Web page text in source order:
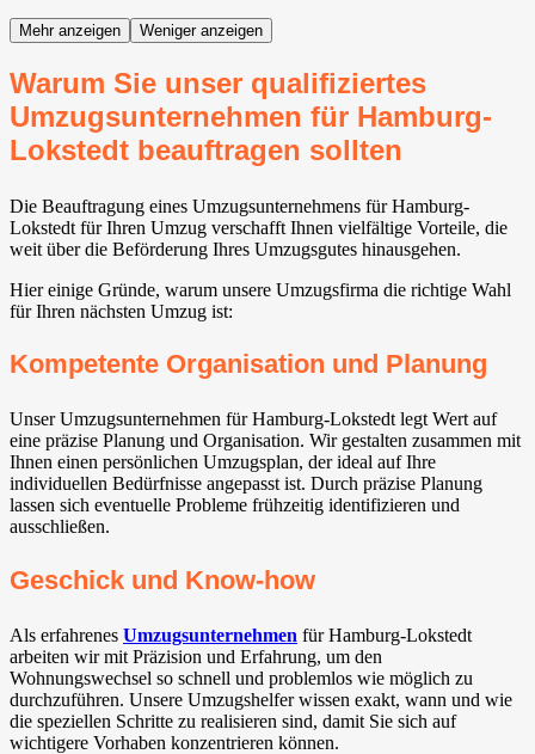
Mehr anzeigen Weniger anzeigen
Warum Sie unser qualifiziertes
Umzugsunternehmen für Hamburg-
Lokstedt beauftragen sollten
Die Beauftragung eines Umzugsunternehmens für Hamburg-
Lokstedt für Ihren Umzug verschafft Ihnen vielfältige Vorteile, die
weit über die Beförderung Ihres Umzugsgutes hinausgehen.
Hier einige Gründe, warum unsere Umzugsfirma die richtige Wahl
für Ihren nächsten Umzug ist:
Kompetente Organisation und Planung
Unser Umzugsunternehmen für Hamburg-Lokstedt legt Wert auf
eine präzise Planung und Organisation. Wir gestalten zusammen mit
Ihnen einen persönlichen Umzugsplan, der ideal auf Ihre
individuellen Bedürfnisse angepasst ist. Durch präzise Planung
lassen sich eventuelle Probleme frühzeitig identifizieren und
ausschließen.
Geschick und Know-how
Als erfahrenes Umzugsunternehmen für Hamburg-Lokstedt
arbeiten wir mit Präzision und Erfahrung, um den
Wohnungswechsel so schnell und problemlos wie möglich zu
durchzuführen. Unsere Umzugshelfer wissen exakt, wann und wie
die speziellen Schritte zu realisieren sind, damit Sie sich auf
wichtigere Vorhaben konzentrieren können.